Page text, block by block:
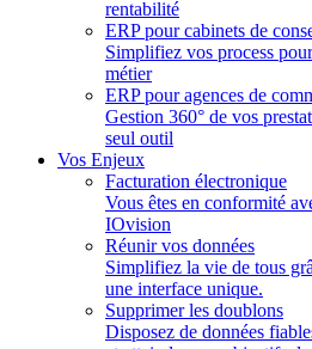
rentabilité
ERP pour cabinets de
Simplifiez vos process
métier
ERP pour agences de
Gestion 360° de vos
seul outil
Vos Enjeux
Facturation électronique
Vous êtes en conformité
IOvision
Réunir vos données
Simplifiez la vie de tous
une interface unique.
Supprimer les doublons
Disposez de données